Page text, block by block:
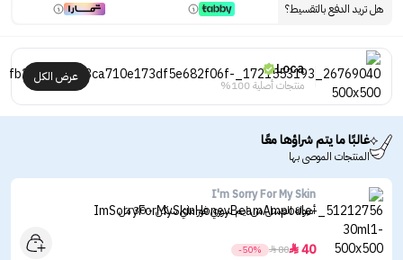
هل تريد الدفع بالتقسيط؟
Loca
منتجات أصلية 100%
عرض الكل
غالبًا ما يتم شراؤها معًا
المنتجات الموصى بها
I'm Sorry For My Skin
أمبولة العسل من ايم سوري فور ماي سكن - 30 مل
40

80

-50%